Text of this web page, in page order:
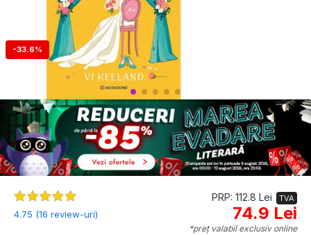
-33.6%
4.75 (16 review-uri)
PRP: 112.8 Lei TVA
74.9 Lei
*preț valabil exclusiv online